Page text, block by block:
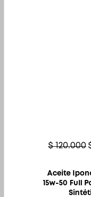
$120.000
Aceite
15w-50 Full